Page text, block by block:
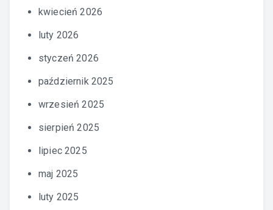
kwiecień 2026
luty 2026
styczeń 2026
październik 2025
wrzesień 2025
sierpień 2025
lipiec 2025
maj 2025
luty 2025